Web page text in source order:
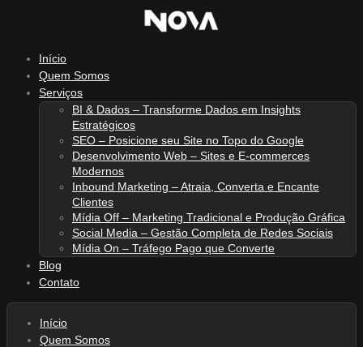
conteúdoInício
Quem Somos
Serviços
BI & Dados – Transforme Dados em Insights
Estratégicos
SEO – Posicione seu Site no Topo do Google
Desenvolvimento Web – Sites e E-commerces
Modernos
Inbound Marketing – Atraia, Converta e Encante
Clientes
Mídia Off – Marketing Tradicional e Produção Gráfica
Social Media – Gestão Completa de Redes Sociais
Mídia On – Tráfego Pago que Converte
Blog
Contato
Início
Quem Somos